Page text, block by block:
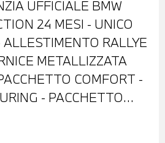
UFFICIALE BMW
24 MESI - UNICO
ALLESTIMENTO RALLYE
METALLIZZATA
COMFORT -
- PACCHETTO
- DOPPIO